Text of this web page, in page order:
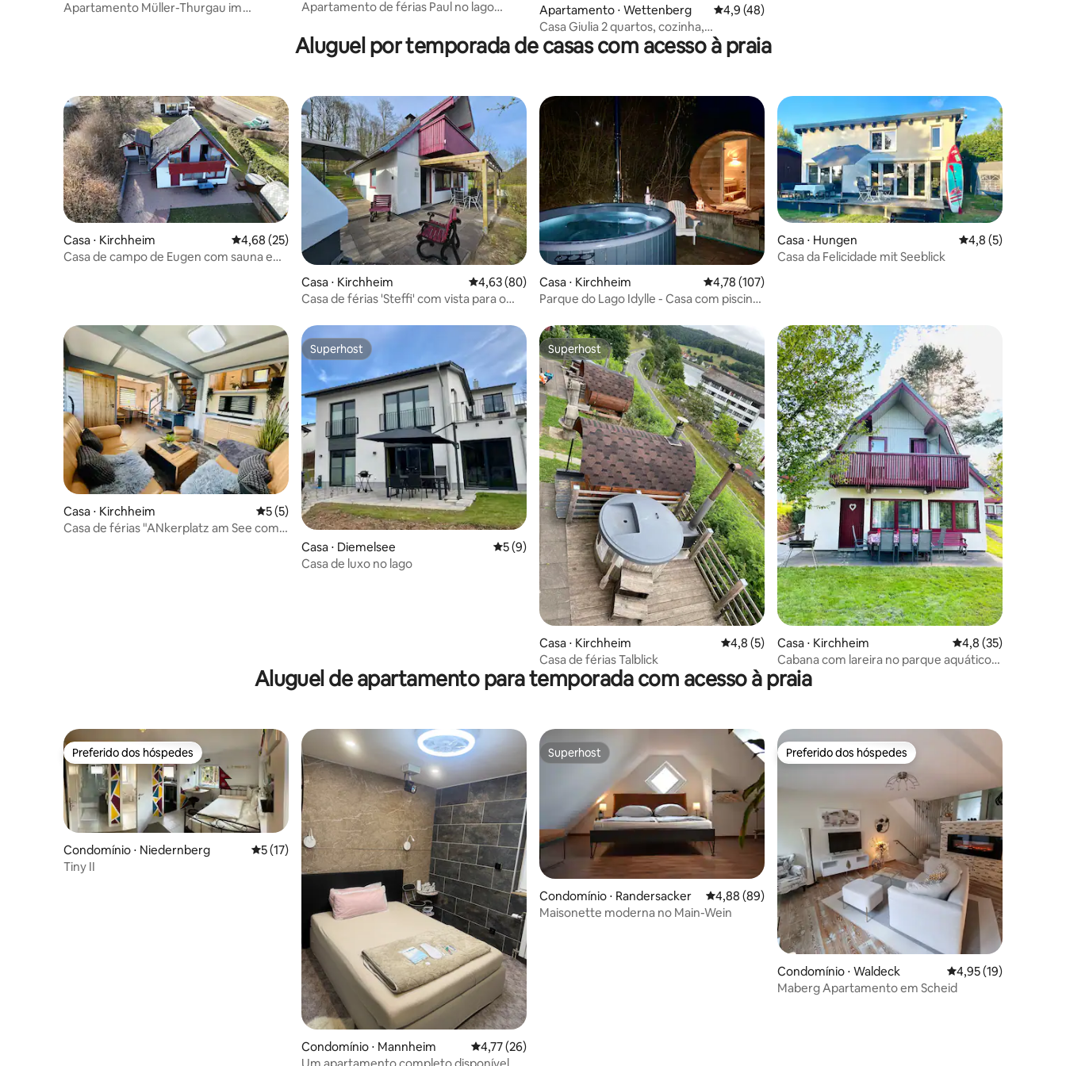
Apartamento Müller-Thurgau im
Apartamento de férias Paul no lago
Apartamento ⋅ Wettenberg 4,9 de uma avaliação média de 5, 48 avaliações
4,9 (48)
Casa Giulia 2 quartos, cozinha,
estacionamento, Wi-Fi
Aluguel por temporada de casas com acesso à praia
Casa ⋅ Kirchheim 4,68 de uma avaliação média de 5, 25 avaliações
4,68 (25)
Casa de campo de Eugen com sauna e
Casa ⋅ Kirchheim 4,63 de uma avaliação média de 5, 80 avaliações
4,63 (80)
Casa de férias 'Steffi' com vista para o
Casa ⋅ Kirchheim 4,78 de uma avaliação média de 5, 107 avaliações
4,78 (107)
Parque do Lago Idylle - Casa com piscina
Casa ⋅ Hungen 4,8 de uma
4,8 (5)
Casa da Felicidade mit Seeblick
Casa ⋅ Kirchheim 5 de uma avaliação média de 5, 5 avaliações
5 (5)
Casa de férias "ANkerplatz am See com
Superhost
Superhost
Casa ⋅ Diemelsee 5 de uma avaliação média de 5, 9 avaliações
5 (9)
Casa de luxo no lago
Superhost
Superhost
Casa ⋅ Kirchheim 4,8 de uma avaliação média de 5, 5 avaliações
4,8 (5)
Casa de férias Talblick
Casa ⋅ Kirchheim 4,8 de uma
4,8 (35)
Cabana com lareira no parque aquático
de Kirchheim
Aluguel de apartamento para temporada com acesso à praia
Preferido dos hóspedes
Preferido dos hóspedes
Condomínio ⋅ Niedernberg 5 de uma avaliação média de 5, 17 avaliações
5 (17)
Tiny II
Condomínio ⋅ Mannheim 4,77 de uma avaliação média de 5, 26 avaliações
4,77 (26)
Superhost
Superhost
Condomínio ⋅ Randersacker 4,88 de uma avaliação média de 5, 89 avaliações
4,88 (89)
Maisonette moderna no Main-Wein
Preferido dos hóspedes
Preferido dos hóspedes
Condomínio ⋅ Waldeck 4,95 de uma
4,95 (19)
Maberg Apartamento em Scheid